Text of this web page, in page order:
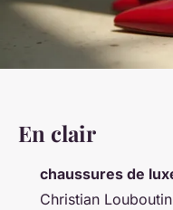
En clair
chaussures de
Christian